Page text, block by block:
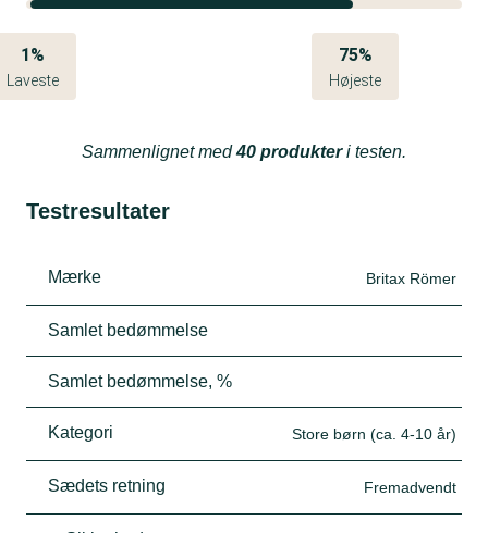
1%
Laveste
75%
Højeste
Sammenlignet med40 produkteri testen.
Testresultater
Mærke Britax Römer
Samlet bedømmelse
Samlet bedømmelse, %
Kategori Store børn (ca. 4-10 år)
Sædets retning Fremadvendt